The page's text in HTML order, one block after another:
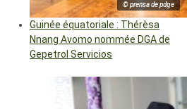
© prensa de pdge
Guinée équatoriale : Thérèsa
Nnang Avomo nommée DGA de
Gepetrol Servicios